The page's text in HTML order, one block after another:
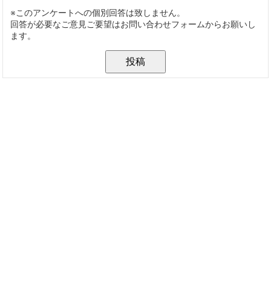
※このアンケートへの個別回答は致しません。
回答が必要なご意見ご要望はお問い合わせフォームからお願いし
ます。